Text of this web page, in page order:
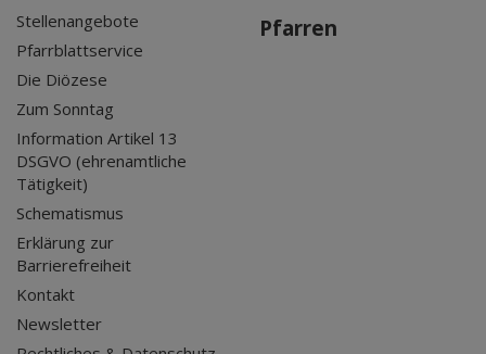
Stellenangebote
Pfarrblattservice
Die Diözese
Zum Sonntag
Information Artikel 13
DSGVO (ehrenamtliche
Tätigkeit)
Schematismus
Erklärung zur
Barrierefreiheit
Kontakt
Newsletter
Pfarren